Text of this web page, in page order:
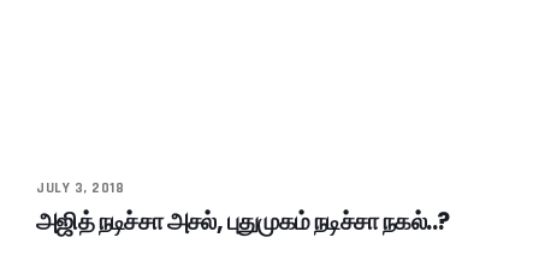
JULY 3, 2018
அஜித் நடிச்சா அசல், புதுமுகம் நடிச்சா நகல்..?